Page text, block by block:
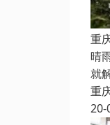
重
晴
就
重
20-